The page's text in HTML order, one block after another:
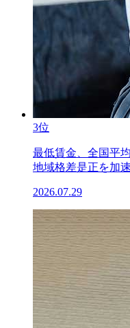
3位
最低賃金、全国平
地域格差是正を加
2026.07.29